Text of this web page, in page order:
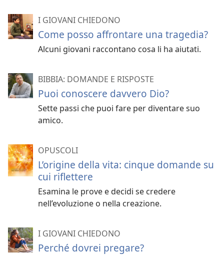
I GIOVANI CHIEDONO
Come posso affrontare una tragedia?
Alcuni giovani raccontano cosa li ha aiutati.
BIBBIA: DOMANDE E RISPOSTE
Puoi conoscere davvero Dio?
Sette passi che puoi fare per diventare suo
amico.
OPUSCOLI
L’origine della vita: cinque domande su
cui riflettere
Esamina le prove e decidi se credere
nell’evoluzione o nella creazione.
I GIOVANI CHIEDONO
Perché dovrei pregare?